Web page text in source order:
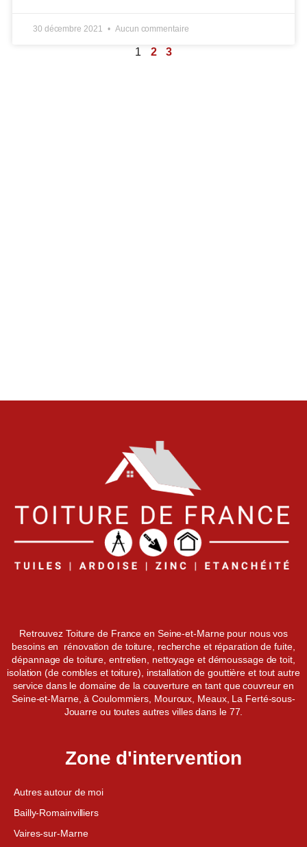
30 décembre 2021 Aucun commentaire
1 2 3
Retrouvez Toiture de France en Seine-et-Marne pour nous vos
besoins en rénovation de toiture, recherche et réparation de fuite,
dépannage de toiture, entretien, nettoyage et démoussage de toit,
isolation (de combles et toiture), installation de gouttière et tout autre
service dans le domaine de la couverture en tant que couvreur en
Seine-et-Marne, à Coulommiers, Mouroux, Meaux, La Ferté-sous-
Jouarre ou toutes autres villes dans le 77.
Zone d'intervention
Autres autour de moi
Bailly-Romainvilliers
Vaires-sur-Marne